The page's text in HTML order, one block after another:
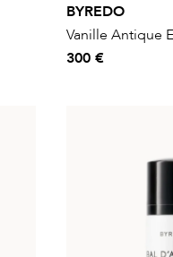
BYREDO
Vanille Antique
300 €